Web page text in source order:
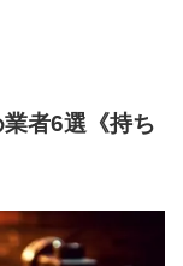
業者6選《持ち